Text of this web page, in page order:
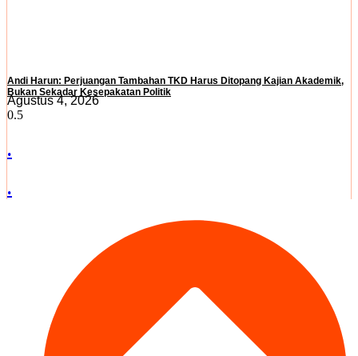
Andi Harun: Perjuangan Tambahan TKD Harus Ditopang Kajian Akademik,
Bukan Sekadar Kesepakatan Politik
Agustus 4, 2026
.
.